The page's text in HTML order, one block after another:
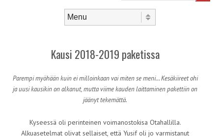
Kausi 2018-2019 paketissa
Parempi myöhään kuin ei milloinkaan vai miten se meni… Kesäkiireet ohi
ja uusi kausikin on alkanut, mutta viime kauden laittaminen pakettiin on
jäänyt tekemättä.
Kyseessä oli perinteinen voimanostokisa Otahallilla.
Alkuasetelmat olivat sellaiset, että Yusif oli jo varmistanut